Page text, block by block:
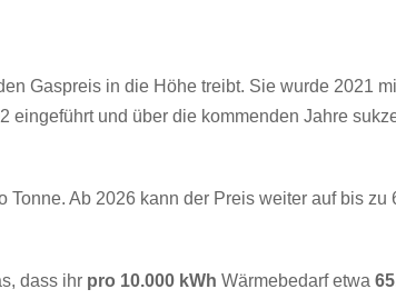
Gaspreis in die Höhe treibt. Sie wurde 2021
eingeführt und über die kommenden Jahre
Ab 2026 kann der Preis weiter auf bis zu
dass ihr pro 10.000 kWh Wärmebedarf etwa